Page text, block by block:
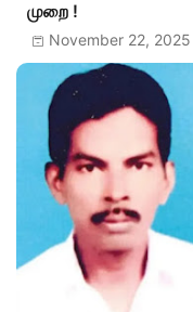
முறை !
November 22, 2025